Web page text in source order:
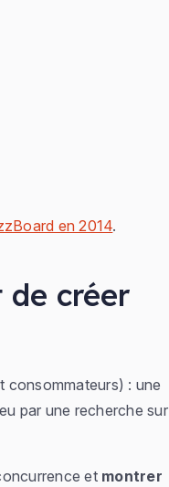
en 2014.
de créer
consommateurs) : une
par une recherche sur
et montrer